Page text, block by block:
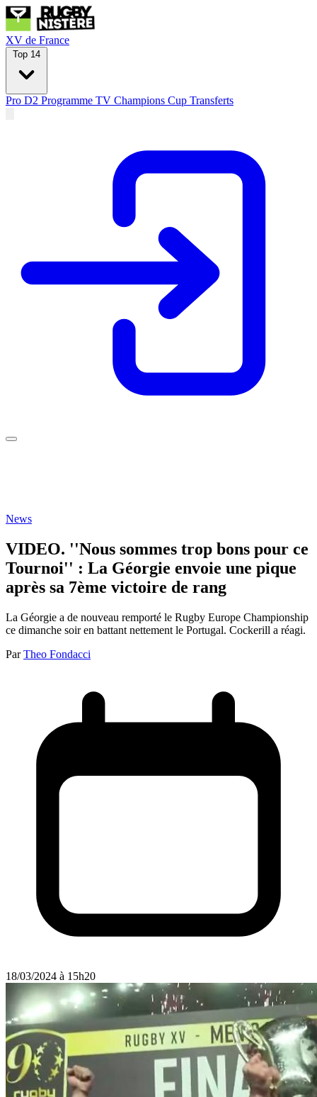
XV de France
Top 14
Pro D2 Programme TV Champions Cup Transferts
News
VIDEO. ''Nous sommes trop bons pour ce
Tournoi'' : La Géorgie envoie une pique
après sa 7ème victoire de rang
La Géorgie a de nouveau remporté le Rugby Europe Championship
ce dimanche soir en battant nettement le Portugal. Cockerill a réagi.
Par Theo Fondacci
18/03/2024 à 15h20